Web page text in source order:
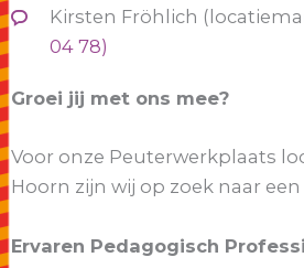
Kirsten Fröhlich
04 78)
Groei jij met ons mee?
Voor onze Peuterwerkplaats
Hoorn zijn wij op zoek naar een
Ervaren Pedagogisch